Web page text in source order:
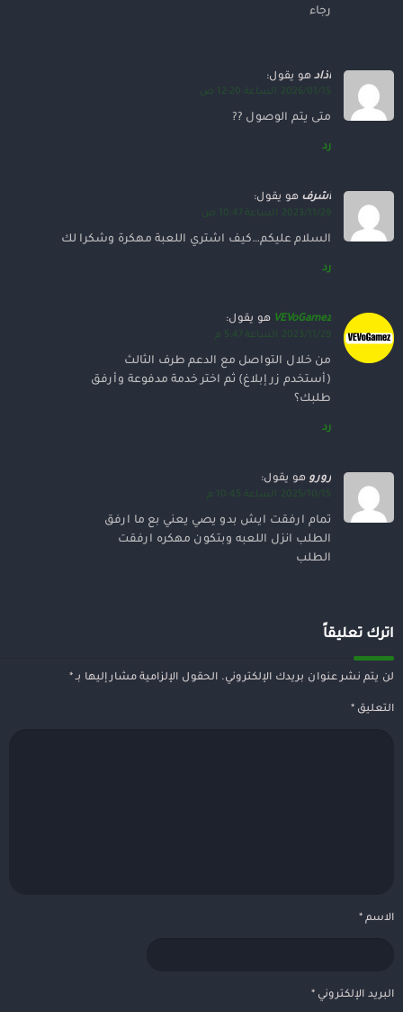
رجاء
اذاد هو يقول:
2026/01/15 الساعة 12:20 ص
متى يتم الوصول ??
رد
أشرف هو يقول:
2023/11/29 الساعة 10:47 ص
السلام عليكم…كيف اشتري اللعبة مهكرة وشكرا لك
رد
VEVoGamez هو يقول:
2023/11/29 الساعة 5:47 م
من خلال التواصل مع الدعم طرف الثالث
(أستخدم زر إبلاغ) ثم اختر خدمة مدفوعة وأرفق
طلبك؟
رد
رورو هو يقول:
2025/10/15 الساعة 10:45 م
تمام ارفقت ايش بدو يصي يعني بع ما ارفق
الطلب انزل اللعبه وبتكون مهكره ارفقت
الطلب
اترك تعليقاً
لن يتم نشر عنوان بريدك الإلكتروني. الحقول الإلزامية مشار إليها بـ *
التعليق *
الاسم *
البريد الإلكتروني *